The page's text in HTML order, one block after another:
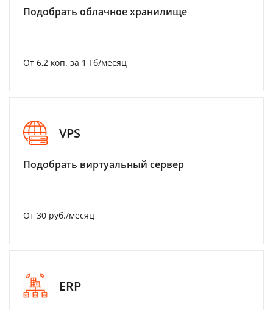
Подобрать облачное хранилище
От 6,2 коп. за 1 Гб/месяц
VPS
Подобрать виртуальный сервер
От 30 руб./месяц
ERP